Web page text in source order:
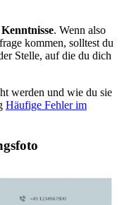
. Wenn also
kommen, solltest du
Stelle, auf die du dich
werden und wie du sie
Häufige Fehler im